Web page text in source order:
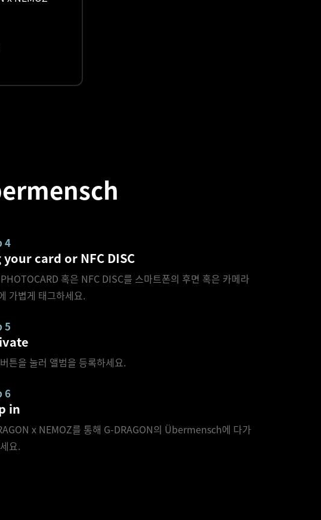
4
your card or NFC DISC
혹은 NFC DISC를 스마트폰의 후면 혹은 카메라
가볍게 태그하세요.
5
튼을 눌러 앨범을 등록하세요.
6
in
x NEMOZ를 통해 G-DRAGON의 Übermensch에 다가
요.